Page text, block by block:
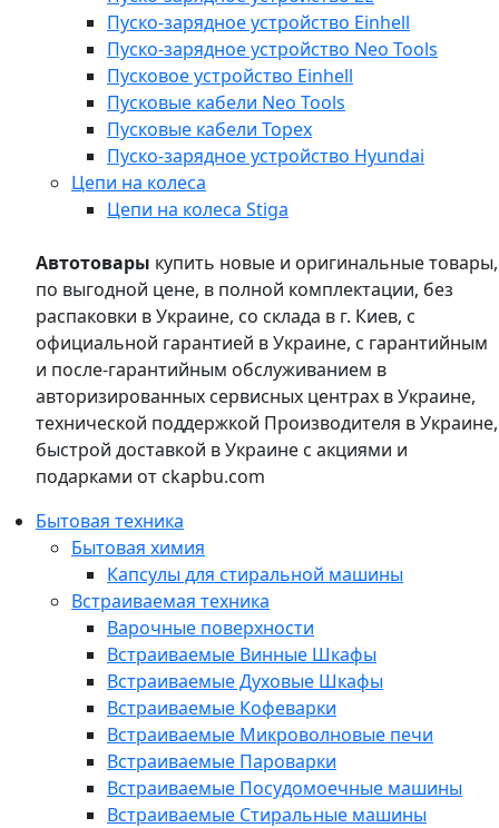
Пуско-зарядное устройство Einhell
Пуско-зарядное устройство Neo Tools
Пусковое устройство Einhell
Пусковые кабели Neo Tools
Пусковые кабели Topex
Пуско-зарядное устройство Hyundai
Цепи на колеса
Цепи на колеса Stiga
Автотовары купить новые и оригинальные товары,
по выгодной цене, в полной комплектации, без
распаковки в Украине, со склада в г. Киев, с
официальной гарантией в Украине, с гарантийным
и после-гарантийным обслуживанием в
авторизированных сервисных центрах в Украине,
технической поддержкой Производителя в Украине,
быстрой доставкой в Украине с акциями и
подарками от ckapbu.com
Бытовая техника
Бытовая химия
Капсулы для стиральной машины
Встраиваемая техника
Варочные поверхности
Встраиваемые Винные Шкафы
Встраиваемые Духовые Шкафы
Встраиваемые Кофеварки
Встраиваемые Микроволновые печи
Встраиваемые Пароварки
Встраиваемые Посудомоечные машины
Встраиваемые Стиральные машины